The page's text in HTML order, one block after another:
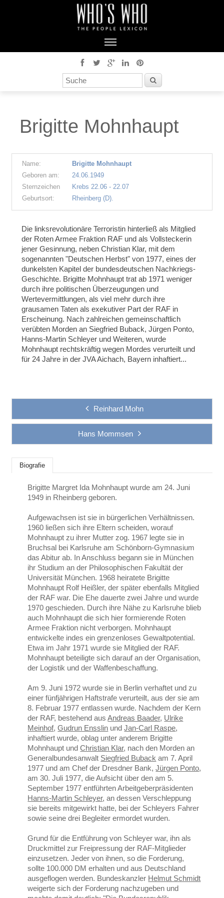
Brigitte Mohnhaupt
Name:
Brigitte Mohnhaupt
Geboren am:
24.06.1949
Sternzeichen
Krebs 22.06 - 22.07
Geburtsort:
Rheinberg (D).
Die linksrevolutionäre Terroristin hinterließ als Mitglied
der Roten Armee Fraktion RAF und als Vollsteckerin
jener Gesinnung, neben Christian Klar, mit dem
sogenannten "Deutschen Herbst" von 1977, eines der
dunkelsten Kapitel der bundesdeutschen Nachkriegs-
Geschichte. Brigitte Mohnhaupt trat ab 1971 weniger
durch ihre politischen Überzeugungen und
Wertevermittlungen, als viel mehr durch ihre
grausamen Taten als exekutiver Part der RAF in
Erscheinung. Nach zahlreichen gemeinschaftlich
verübten Morden an Siegfried Buback, Jürgen Ponto,
Hanns-Martin Schleyer und Weiteren, wurde
Mohnhaupt rechtskräftig wegen Mordes verurteilt und
für 24 Jahre in der JVA Aichach, Bayern inhaftiert...
Reinhard Mohn
Hans Mommsen
Biografie
Brigitte Margret Ida Mohnhaupt wurde am 24. Juni
1949 in Rheinberg geboren.
Aufgewachsen ist sie in bürgerlichen Verhältnissen.
1960 ließen sich ihre Eltern scheiden, worauf
Mohnhaupt zu ihrer Mutter zog. 1967 legte sie in
Bruchsal bei Karlsruhe am Schönborn-Gymnasium
das Abitur ab. In Anschluss begann sie in München
ihr Studium an der Philosophischen Fakultät der
Universität München. 1968 heiratete Brigitte
Mohnhaupt Rolf Heißler, der später ebenfalls Mitglied
der RAF war. Die Ehe dauerte zwei Jahre und wurde
1970 geschieden. Durch ihre Nähe zu Karlsruhe blieb
auch Mohnhaupt die sich hier formierende Roten
Armee Fraktion nicht verborgen. Mohnhaupt
entwickelte indes ein grenzenloses Gewaltpotential.
Etwa im Jahr 1971 wurde sie Mitglied der RAF.
Mohnhaupt beteiligte sich darauf an der Organisation,
der Logistik und der Waffenbeschaffung.
Am 9. Juni 1972 wurde sie in Berlin verhaftet und zu
einer fünfjährigen Haftstrafe verurteilt, aus der sie am
8. Februar 1977 entlassen wurde. Nachdem der Kern
der RAF, bestehend ausAndreas Baader, Ulrike
Meinhof,Gudrun Ensslin undJan-Carl Raspe,
inhaftiert wurde, oblag unter anderem Brigitte
Mohnhaupt undChristian Klar, nach den Morden an
Generalbundesanwalt Siegfried Buback am 7. April
1977 und am Chef der Dresdner Bank,Jürgen Ponto,
am 30. Juli 1977, die Aufsicht über den am 5.
September 1977 entführten Arbeitgeberpräsidenten
Hanns-Martin Schleyer, an dessen Verschleppung
sie bereits mitgewirkt hatte, bei der Schleyers Fahrer
sowie seine drei Begleiter ermordet wurden.
Grund für die Entführung von Schleyer war, ihn als
Druckmittel zur Freipressung der RAF-Mitglieder
einzusetzen. Jeder von ihnen, so die Forderung,
sollte 100.000 DM erhalten und aus Deutschland
ausgeflogen werden. Bundeskanzler Helmut Schmidt
weigerte sich der Forderung nachzugeben und